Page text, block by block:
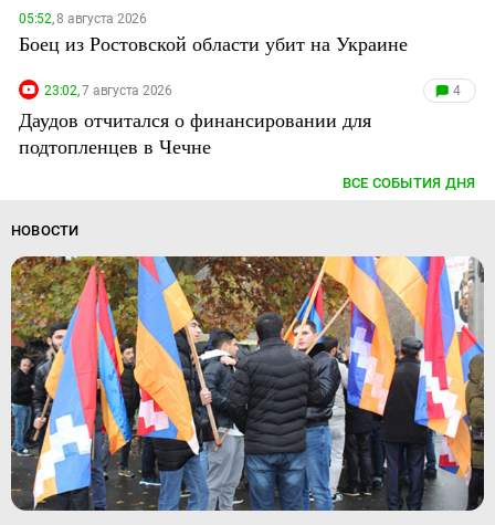
05:52,8 августа 2026
Боец из Ростовской области убит на Украине
23:02,7 августа 2026 4
Даудов отчитался о финансировании для
подтопленцев в Чечне
ВСЕ СОБЫТИЯ ДНЯ
НОВОСТИ